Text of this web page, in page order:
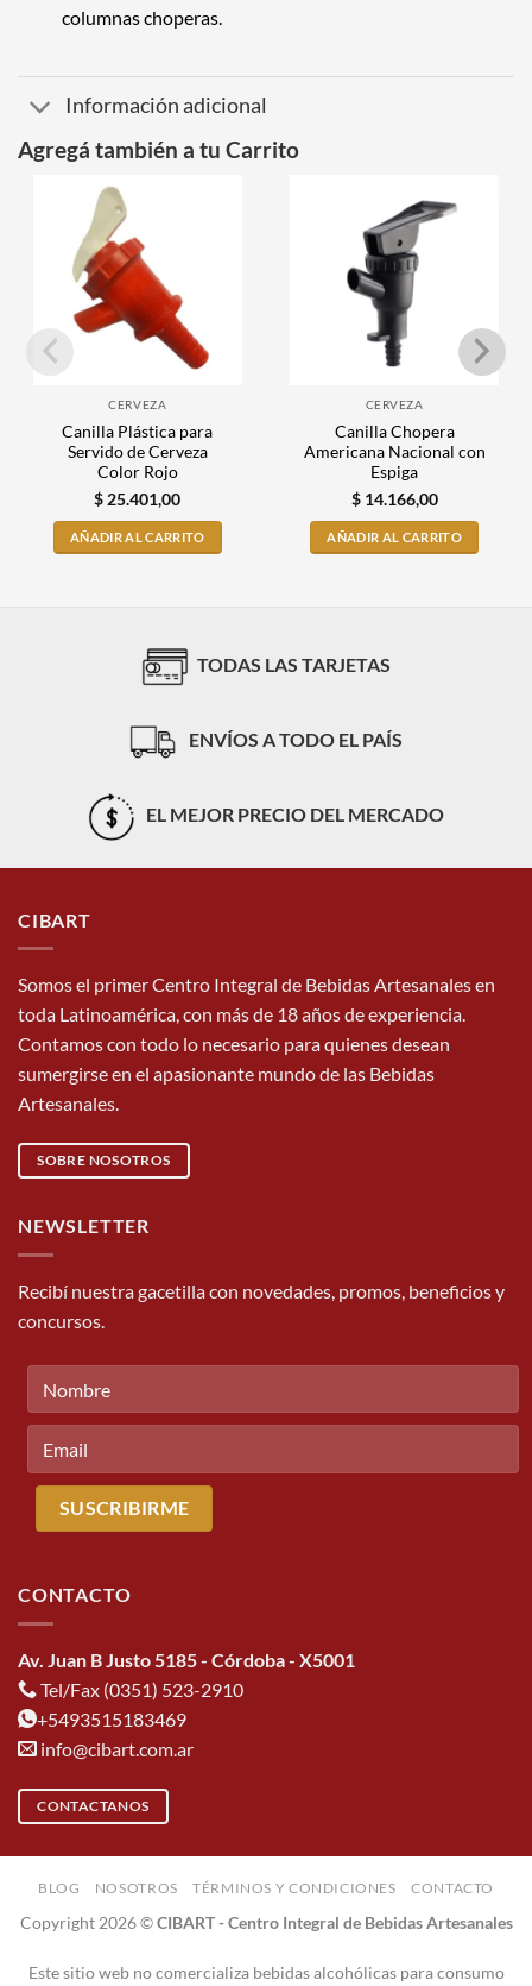
columnas choperas.
Información adicional
Agregá también a tu Carrito
CERVEZA
Canilla Plástica para
Servido de Cerveza
Color Rojo
$ 25.401,00
AÑADIR AL CARRITO
CERVEZA
Canilla Chopera
Americana Nacional con
Espiga
$14.166,00
AÑADIR AL CARRITO
TODAS LAS TARJETAS
ENVÍOS A TODO EL PAÍS
EL MEJOR PRECIO DEL MERCADO
CIBART
Somos el primer Centro Integral de Bebidas Artesanales en
toda Latinoamérica, con más de 18 años de experiencia.
Contamos con todo lo necesario para quienes desean
sumergirse en el apasionante mundo de las Bebidas
Artesanales.
SOBRE NOSOTROS
NEWSLETTER
Recibí nuestra gacetilla con novedades, promos, beneficios y
concursos.
CONTACTO
Av. Juan B Justo 5185 - Córdoba - X5001
Tel/Fax (0351) 523-2910
+5493515183469
info@cibart.com.ar
CONTACTANOS
BLOG NOSOTROS TÉRMINOS Y CONDICIONES CONTACTO
Copyright 2026 ©CIBART - Centro Integral de Bebidas Artesanales
Este sitio web no comercializa bebidas alcohólicas para consumo